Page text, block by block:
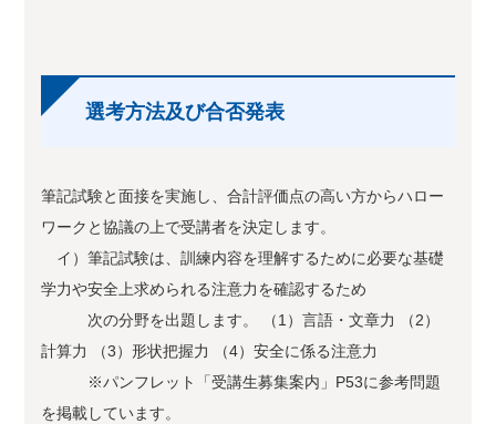
選考方法及び合否発表
筆記試験と面接を実施し、合計評価点の高い方からハロー
ワークと協議の上で受講者を決定します。
イ）筆記試験は、訓練内容を理解するために必要な基礎
学力や安全上求められる注意力を確認するため
次の分野を出題します。 （1）言語・文章力 （2）
計算力 （3）形状把握力 （4）安全に係る注意力
※パンフレット「受講生募集案内」P53に参考問題
を掲載しています。